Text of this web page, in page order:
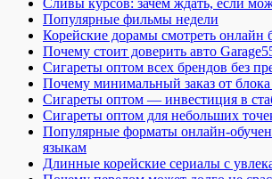
Популярные фильмы недели
Корейские дорамы смотреть онлайн
Почему стоит доверить авто
Сигареты оптом всех брендов без
Почему минимальный заказ от
Сигареты оптом — инвестиция в
Сигареты оптом для небольших
Популярные форматы онлайн-
языкам
Длинные корейские сериалы с